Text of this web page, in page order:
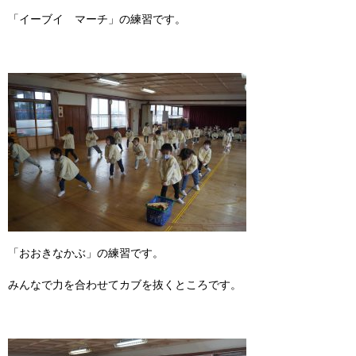
「イーブイ マーチ」の練習です。
「おおきなかぶ」の練習です。
みんなで力を合わせてカブを抜くところです。